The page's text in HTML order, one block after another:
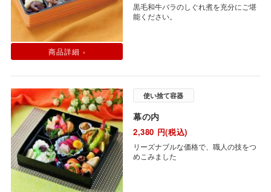
商品詳細 ›
黒毛和牛バラのしぐれ煮を充分にご堪
能ください。
使い捨て容器
幕の内
2,380 円(税込)
リーズナブルな価格で、職人の技をつ
めこみました